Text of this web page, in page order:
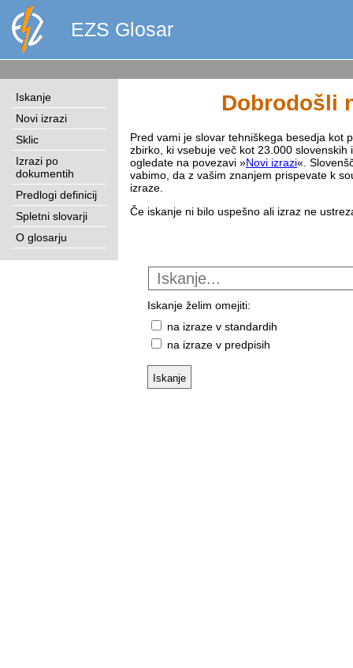
EZS Glosar
Iskanje
Novi izrazi
Sklic
Izrazi po
dokumentih
Predlogi definicij
Spletni slovarji
O glosarju
Dobrodošli
Pred vami je slovar tehniškega besedja kot
zbirko, ki vsebuje več kot 23.000
ogledate na povezavi »Novi izrazi«.
vabimo, da z vašim znanjem prispevate k
izraze.
Če iskanje ni bilo uspešno ali izraz ne
Iskanje želim omejiti:
na izraze v standardih
na izraze v predpisih